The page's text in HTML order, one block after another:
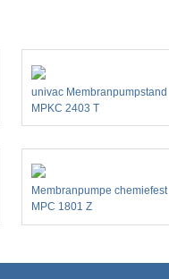
univac Membranpumpstand
MPKC 2403 T
Membranpumpe chemiefest
MPC 1801 Z